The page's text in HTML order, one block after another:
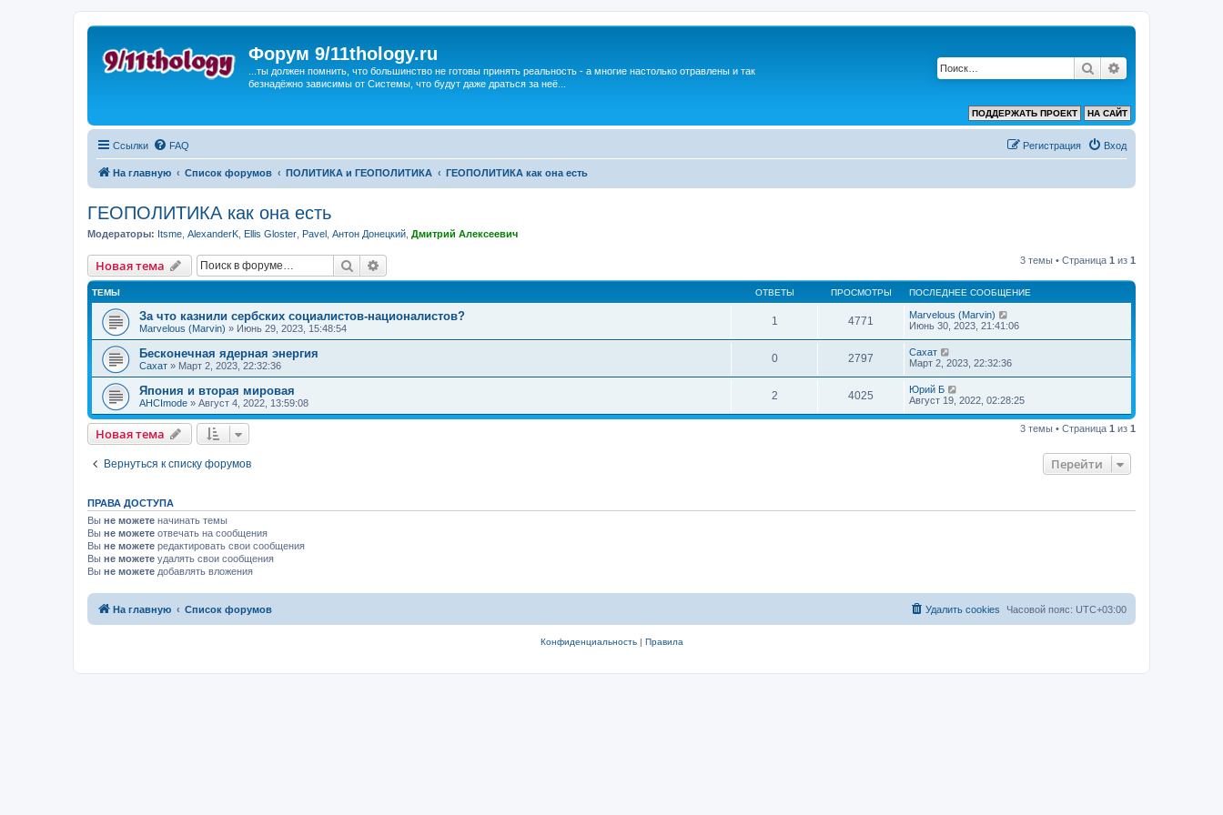
Форум 9/11thology.ru
...ты должен помнить, что большинство не готовы принять реальность - а многие настолько отравлены и так
безнадёжно зависимы от Системы, что будут даже драться за неё...
Поиск
НА САЙТ
ПОДДЕРЖАТЬ ПРОЕКТ
Ссылки FAQ Вход
Регистрация
На главную Список форумов ПОЛИТИКА и ГЕОПОЛИТИКА ГЕОПОЛИТИКА как она есть
ГЕОПОЛИТИКА как она есть
Модераторы: Itsme AlexanderK Ellis Gloster Pavel Антон Донецкий Дмитрий Алексеевич
Новая тема Поиск 3 темы • Страница 1 из 1
ТЕМЫ ОТВЕТЫ ПРОСМОТРЫ ПОСЛЕДНЕЕ СООБЩЕНИЕ
За что казнили сербских социалистов-националистов?
Marvelous (Marvin) » Июнь 29, 2023, 15:48:54
1 4771
Marvelous (Marvin)
Июнь 30, 2023, 21:41:06
Бесконечная ядерная энергия
Сахат » Март 2, 2023, 22:32:36
0 2797
Сахат
Март 2, 2023, 22:32:36
Япония и вторая мировая
AHCImode » Август 4, 2022, 13:59:08
2 4025
Юрий Б
Август 19, 2022, 02:28:25
Новая тема 3 темы • Страница 1 из 1
Вернуться к списку форумов Перейти
ПРАВА ДОСТУПА
Вы не можете начинать темы
Вы не можете отвечать на сообщения
Вы не можете редактировать свои сообщения
Вы не можете удалять свои сообщения
Вы не можете добавлять вложения
На главную Список форумов Часовой пояс: UTC+03:00
Удалить cookies
Конфиденциальность| Правила